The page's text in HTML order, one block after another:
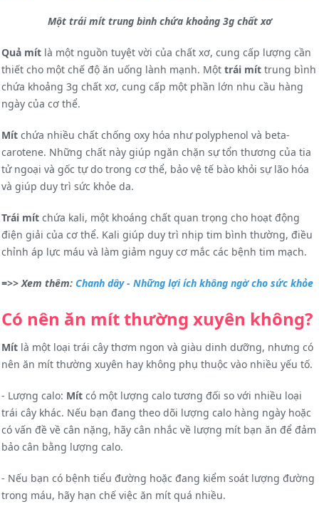
Một trái mít trung bình chứa khoảng 3g chất xơ
Quả mít là một nguồn tuyệt vời của chất xơ, cung cấp lượng cần
thiết cho một chế độ ăn uống lành mạnh. Một trái mít trung bình
chứa khoảng 3g chất xơ, cung cấp một phần lớn nhu cầu hàng
ngày của cơ thể.
Mít chứa nhiều chất chống oxy hóa như polyphenol và beta-
carotene. Những chất này giúp ngăn chặn sự tổn thương của tia
tử ngoại và gốc tự do trong cơ thể, bảo vệ tế bào khỏi sự lão hóa
và giúp duy trì sức khỏe da.
Trái mít chứa kali, một khoáng chất quan trọng cho hoạt động
điện giải của cơ thể. Kali giúp duy trì nhịp tim bình thường, điều
chỉnh áp lực máu và làm giảm nguy cơ mắc các bệnh tim mạch.
=>> Xem thêm: Chanh dây - Những lợi ích không ngờ cho sức khỏe
Có nên ăn mít thường xuyên không?
Mít là một loại trái cây thơm ngon và giàu dinh dưỡng, nhưng có
nên ăn mít thường xuyên hay không phụ thuộc vào nhiều yếu tố.
- Lượng calo: Mít có một lượng calo tương đối so với nhiều loại
trái cây khác. Nếu bạn đang theo dõi lượng calo hàng ngày hoặc
có vấn đề về cân nặng, hãy cân nhắc về lượng mít bạn ăn để đảm
bảo cân bằng lượng calo.
- Nếu bạn có bệnh tiểu đường hoặc đang kiểm soát lượng đường
trong máu, hãy hạn chế việc ăn mít quá nhiều.